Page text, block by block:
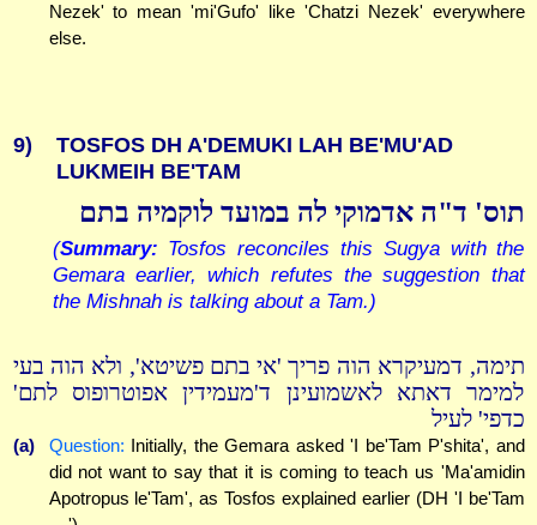
Nezek' to mean 'mi'Gufo' like 'Chatzi Nezek' everywhere
else.
9)
TOSFOS DH A'DEMUKI LAH BE'MU'AD
LUKMEIH BE'TAM
תוס' ד"ה אדמוקי לה במועד לוקמיה בתם
(Summary: Tosfos reconciles this Sugya with the
Gemara earlier, which refutes the suggestion that
the Mishnah is talking about a Tam.)
תימה, דמעיקרא הוה פריך 'אי בתם פשיטא', ולא הוה בעי
למימר דאתא לאשמועינן ד'מעמידין אפוטרופוס לתם'
כדפי' לעיל
(a) Question: Initially, the Gemara asked 'I be'Tam P'shita', and
did not want to say that it is coming to teach us 'Ma'amidin
Apotropus le'Tam', as Tosfos explained earlier (DH 'I be'Tam